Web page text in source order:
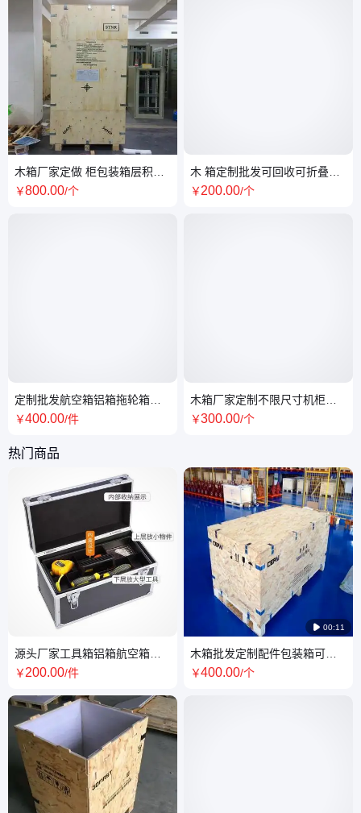
木箱厂家定做 柜包装箱层积板
卡扣箱出口免熏蒸
￥800.00/个
定制批发航空箱铝箱拖轮箱拉
杆箱仪器箱多层防火板合金包
￥400.00/件
木 箱定制批发可回收可折叠可
堆叠重复使用 免熏蒸木箱
￥200.00/个
木箱厂家定制不限尺寸机柜包
装箱出口木箱钢带箱免熏蒸木
￥300.00/个
热门商品
源头厂家工具箱铝箱航空箱定
制批发仪器仪表箱出口铝箱航
￥200.00/件
 00:11
木箱批发定制配件包装箱可堆
叠可拆卸出口木箱免熏蒸木箱
￥400.00/个